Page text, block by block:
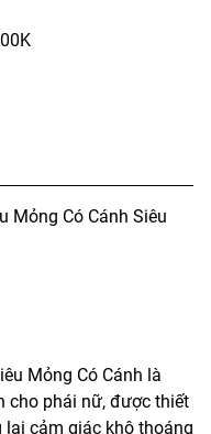
Mỏng Có Cánh Siêu
Mỏng Có Cánh là
cho phái nữ, được thiết
lại cảm giác khô thoáng